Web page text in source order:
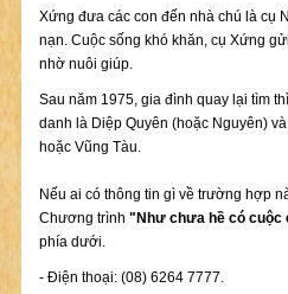
Xứng đưa các con đến nhà chú là cụ
nạn. Cuộc sống khó khăn, cụ Xứng
nhờ nuôi giúp.
Sau năm 1975, gia đình quay lại tìm
danh là Diệp Quyên (hoặc Nguyên)
hoặc Vũng Tàu.
Nếu ai có thông tin gì về trường hợp
Chương trình "Như chưa hề có
phía dưới.
- Điện thoại: (08) 6264 7777.